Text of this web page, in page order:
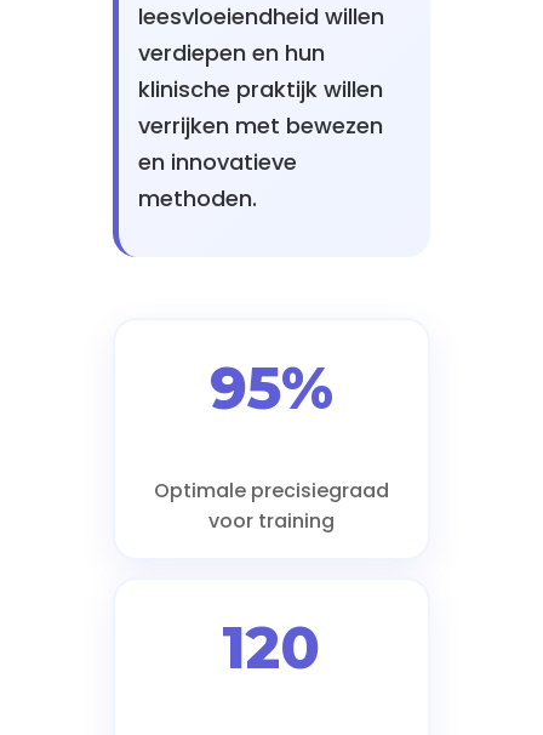
leesvloeiendheid willen
verdiepen en hun
klinische praktijk willen
verrijken met bewezen
en innovatieve
methoden.
95%
Optimale precisiegraad
voor training
120